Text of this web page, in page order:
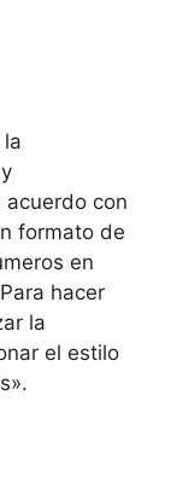
con
formato de
en
hacer
la
el estilo